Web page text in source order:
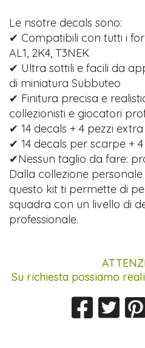
Le nsotre decals sono:
✔ Compatibili con tutti i
AL1, 2K4, T3NEK
✔ Ultra sottili e facili da
di miniatura Subbuteo
✔ Finitura precisa e
collezionisti e giocatori
✔ 14 decals + 4 pezzi
✔ 14 decals per scarpe +
✔Nessun taglio da fare:
Dalla collezione
questo kit ti permette di
squadra con un livello di
professionale.
Su richiesta possiamo